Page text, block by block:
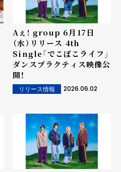
Aぇ! group 6月17日
（水）リリース 4th
Single「でこぼこライフ」
ダンスプラクティス映像公
開！
リリース情報 2026.06.02